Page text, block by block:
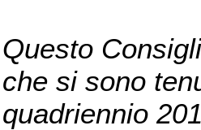
Questo
che si sono
quadriennio